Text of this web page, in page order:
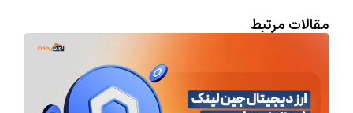
مقالات مرتبط